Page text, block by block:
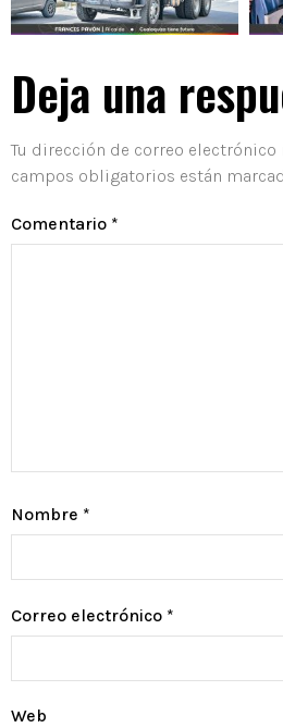
Deja una
Tu dirección de correo electrónico
campos obligatorios están
Comentario *
Nombre *
Correo electrónico *
Web